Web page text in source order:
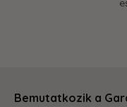
Bemutatkozik a